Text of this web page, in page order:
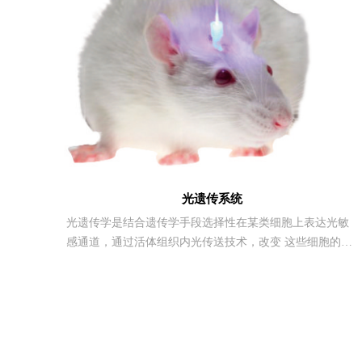
光遗传系统
光遗传学是结合遗传学手段选择性在某类细胞上表达光敏
感通道，通过活体组织内光传送技术，改变 这些细胞的活